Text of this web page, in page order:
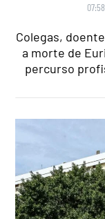
Colegas,
a morte de
percurso